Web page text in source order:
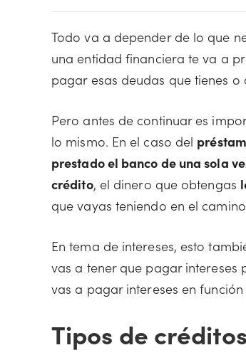
Todo va a depender de lo que
una entidad financiera te va a
pagar esas deudas que tienes
Pero antes de continuar es
lo mismo. En el caso del
prestado el banco de una sola
crédito, el dinero que obtengas
que vayas teniendo en el
En tema de intereses, esto
vas a tener que pagar
vas a pagar intereses en
Tipos de